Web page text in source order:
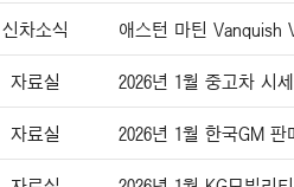
신차소식
자료실 2026년 1월 중고차 시
자료실 2026년 1월 한국GM 판